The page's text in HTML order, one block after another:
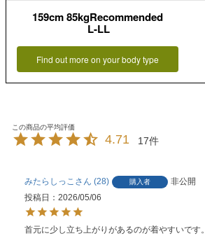
159cm 85kgRecommended
L-LL
Find out more on your body type
4.71 17
みたらしっこ 28 購入者
非公開
投稿日
2026/05/06
首元に少し立ち上がりがあるのが着やすいです。